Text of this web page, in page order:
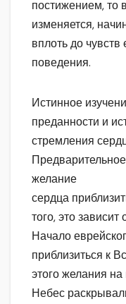
постижением, то
изменяется,
вплоть до чувств
поведения.
Истинное
преданности и
стремления
желание
сердца
того, это
Начало
приблизиться к
этого желания
Небес